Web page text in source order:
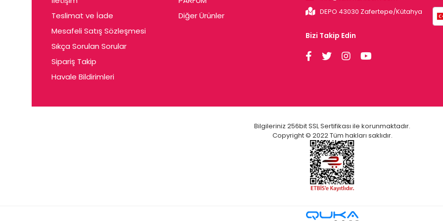
Cerin
Ceta
Ceyda
Chris
Ciey
Cleo
Teslimat ve İade
Mesafeli Satış Sözleşmesi
Sıkça Sorulan Sorular
Sipariş Takip
Havale Bildirimleri
Diğer Ürünler
DEPO 43030 Zafertepe/Kütahya
Bizi Takip Edin
Bilgileriniz 256bit SSL Sertifikası ile korunmaktadır.
Copyright © 2022 Tüm hakları saklıdır.